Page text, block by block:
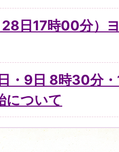
日17時00分）
・9日 8時30分
について